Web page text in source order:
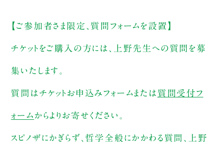
【ご参加者さま限定、質問フォームを設置】
チケットをご購入の方には、上野先生への質問を募
集いたします。
質問はチケットお申込みフォームまたは 質問受付フ
ォームからよりお寄せください。
スピノザにかぎらず、哲学全般にかかわる質問、上野